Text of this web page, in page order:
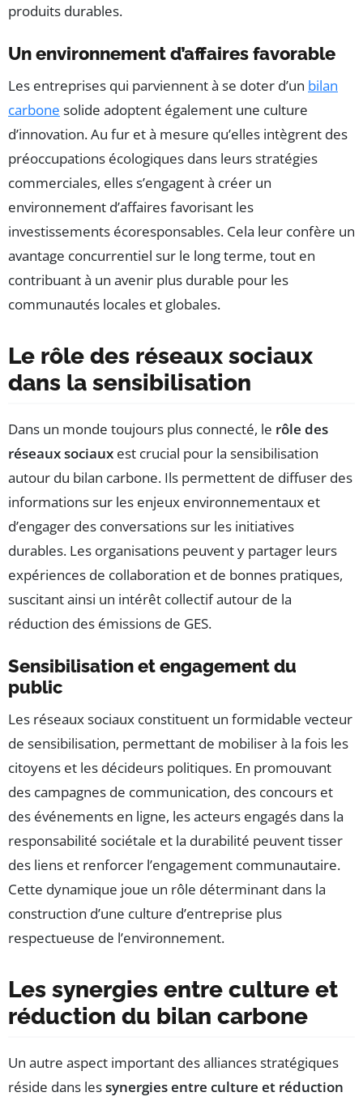
produits durables.
Un environnement d’affaires favorable
Les entreprises qui parviennent à se doter d’un bilan
carbone solide adoptent également une culture
d’innovation. Au fur et à mesure qu’elles intègrent des
préoccupations écologiques dans leurs stratégies
commerciales, elles s’engagent à créer un
environnement d’affaires favorisant les
investissements écoresponsables. Cela leur confère un
avantage concurrentiel sur le long terme, tout en
contribuant à un avenir plus durable pour les
communautés locales et globales.
Le rôle des réseaux sociaux
dans la sensibilisation
Dans un monde toujours plus connecté, le rôle des
réseaux sociaux est crucial pour la sensibilisation
autour du bilan carbone. Ils permettent de diffuser des
informations sur les enjeux environnementaux et
d’engager des conversations sur les initiatives
durables. Les organisations peuvent y partager leurs
expériences de collaboration et de bonnes pratiques,
suscitant ainsi un intérêt collectif autour de la
réduction des émissions de GES.
Sensibilisation et engagement du
public
Les réseaux sociaux constituent un formidable vecteur
de sensibilisation, permettant de mobiliser à la fois les
citoyens et les décideurs politiques. En promouvant
des campagnes de communication, des concours et
des événements en ligne, les acteurs engagés dans la
responsabilité sociétale et la durabilité peuvent tisser
des liens et renforcer l’engagement communautaire.
Cette dynamique joue un rôle déterminant dans la
construction d’une culture d’entreprise plus
respectueuse de l’environnement.
Les synergies entre culture et
réduction du bilan carbone
Un autre aspect important des alliances stratégiques
réside dans lessynergies entre culture et réduction